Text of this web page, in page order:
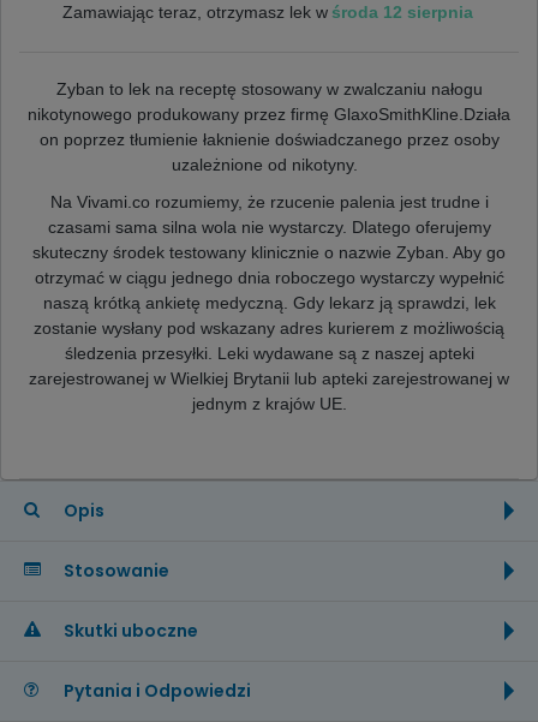
Zamawiając teraz, otrzymasz lek w środa 12 sierpnia
Zyban to lek na receptę stosowany w zwalczaniu nałogu
nikotynowego produkowany przez firmę GlaxoSmithKline.Działa
on poprzez tłumienie łaknienie doświadczanego przez osoby
uzależnione od nikotyny.
Na Vivami.co rozumiemy, że rzucenie palenia jest trudne i
czasami sama silna wola nie wystarczy. Dlatego oferujemy
skuteczny środek testowany klinicznie o nazwie Zyban. Aby go
otrzymać w ciągu jednego dnia roboczego wystarczy wypełnić
naszą krótką ankietę medyczną. Gdy lekarz ją sprawdzi, lek
zostanie wysłany pod wskazany adres kurierem z możliwością
śledzenia przesyłki. Leki wydawane są z naszej apteki
zarejestrowanej w Wielkiej Brytanii lub apteki zarejestrowanej w
jednym z krajów UE.
Opis
Stosowanie
Skutki uboczne
Pytania i Odpowiedzi